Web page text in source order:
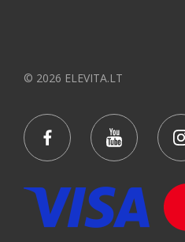
© 2026 ELEVITA.LT